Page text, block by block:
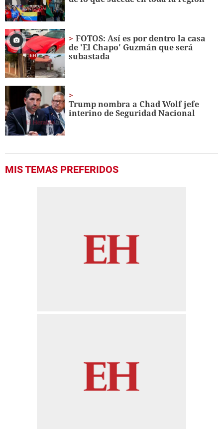
FOTOS: Así es por dentro la casa
de 'El Chapo' Guzmán que será
subastada
Trump nombra a Chad Wolf jefe
interino de Seguridad Nacional
MIS TEMAS PREFERIDOS